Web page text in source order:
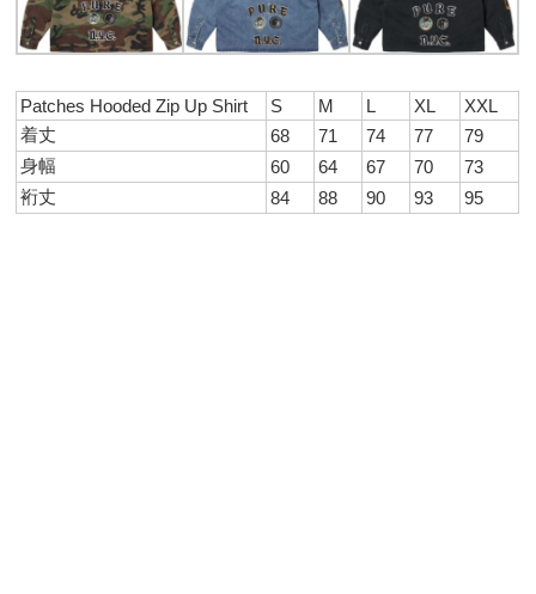
Patches Hooded Zip Up Shirt S M L XL
XXL
着丈
68 71 74 77
79
身幅
60 64 67 70
73
裄丈
84 88 90 93 95